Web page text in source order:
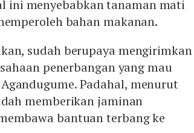
ini menyebabkan tanaman mati
bahan makanan.
sudah berupaya mengirimkan
penerbangan yang mau
Padahal, menurut
memberikan jaminan
bantuan terbang ke